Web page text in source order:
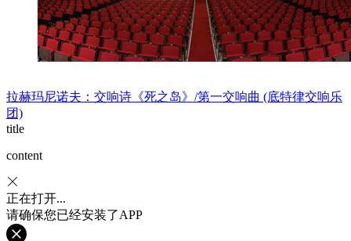
拉赫玛尼诺夫：交响诗《死之岛》/第一交响曲 (底特律交响乐
团)
title
content
正在打开...
请确保您已经安装了APP